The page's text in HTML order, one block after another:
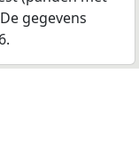
gegevens